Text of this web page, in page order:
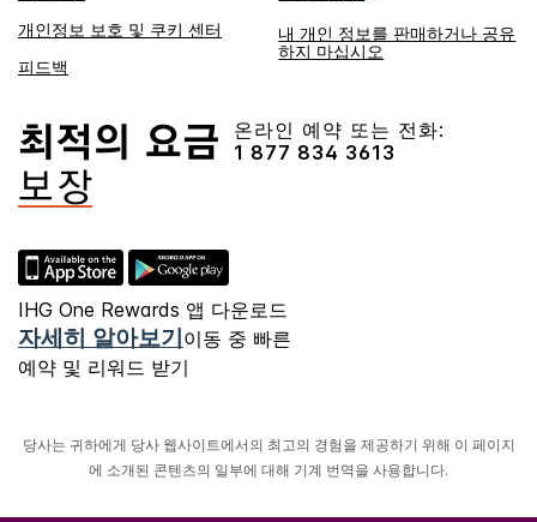
개인정보 보호 및 쿠키 센터
내 개인 정보를 판매하거나 공유
하지 마십시오
피드백
온라인 예약 또는 전화:
1 877 834 3613
IHG One Rewards 앱 다운로드
자세히 알아보기 이동 중 빠른
예약 및 리워드 받기
당사는 귀하에게 당사 웹사이트에서의 최고의 경험을 제공하기 위해 이 페이지
에 소개된 콘텐츠의 일부에 대해 기계 번역을 사용합니다.